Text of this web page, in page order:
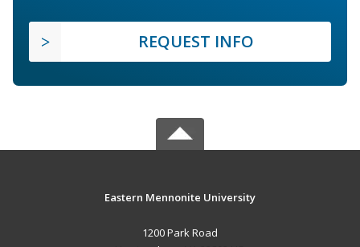
REQUEST INFO
Eastern Mennonite University
1200 Park Road